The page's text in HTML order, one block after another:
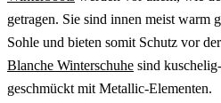
getragen. Sie sind innen meist warm
Sohle und bieten somit Schutz vor
Blanche Winterschuhe sind
geschmückt mit Metallic-Elementen.